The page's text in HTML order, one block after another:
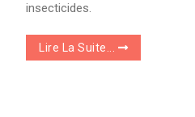
insecticides.
Lire La Suite...